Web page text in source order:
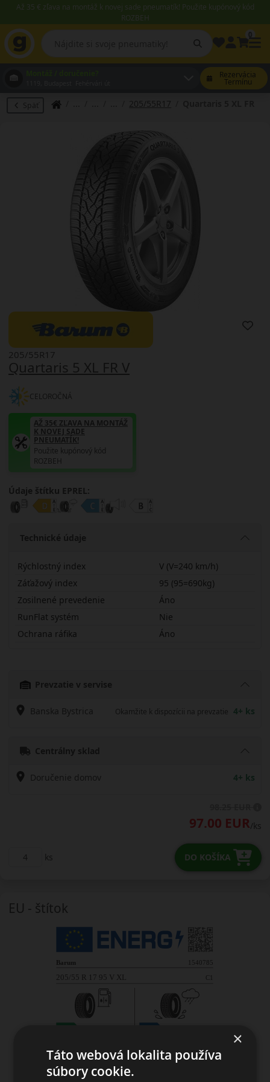
Až 35 € zľava na montáž k novej sade pneumatík! Použite kupónový kód
ROZBEH
Rezervácia
Termínu
Späť 205/55R17
Quartaris 5 XL FR V
205/55R17
CELOROČNÁ
AŽ 35€ ZĽAVA NA MONTÁŽ
K NOVEJ SADE
PNEUMATÍK!
Použite kupónový kód
ROZBEH
Údaje štítku EPREL:
Technické údaje
Rýchlostný index
V (V=240 km/h)
Záťažový index
95 (95=690kg)
Zosilnené prevedenie
Áno
RunFlat systém
Nie
Ochrana ráfika
Áno
Prevzatie v servise
Banska Bystrica Okamžite k dispozícii na prevzatie 4+ ks
Centrálny sklad
Doručenie domov 4+ ks
97.00 EUR/ks
ks DO KOŠÍKA
EU - štítok
×
Táto webová lokalita používa
súbory cookie.